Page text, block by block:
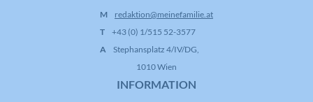
M
redaktion@meinefamilie.at
T
+43 (0) 1/515 52-3577
A
Stephansplatz 4/IV/DG,
1010 Wien
INFORMATION